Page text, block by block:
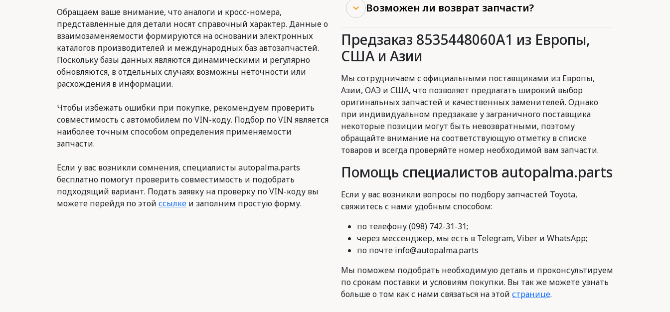
Обращаем ваше внимание, что аналоги и кросс-номера,
представленные для детали носят справочный характер. Данные о
взаимозаменяемости формируются на основании электронных
каталогов производителей и международных баз автозапчастей.
Поскольку базы данных являются динамическими и регулярно
обновляются, в отдельных случаях возможны неточности или
расхождения в информации.
Чтобы избежать ошибки при покупке, рекомендуем проверить
совместимость с автомобилем по VIN-коду. Подбор по VIN является
наиболее точным способом определения применяемости
запчасти.
Если у вас возникли сомнения, специалисты autopalma.parts
бесплатно помогут проверить совместимость и подобрать
подходящий вариант. Подать заявку на проверку по VIN-коду вы
можете перейдя по этой ссылке и заполним простую форму.
Возможен ли возврат запчасти?
Предзаказ 8535448060A1 из Европы,
США и Азии
Мы сотрудничаем с официальными поставщиками из Европы,
Азии, ОАЭ и США, что позволяет предлагать широкий выбор
оригинальных запчастей и качественных заменителей. Однако
при индивидуальном предзаказе у заграничного поставщика
некоторые позиции могут быть невозвратными, поэтому
обращайте внимание на соответствующую отметку в списке
товаров и всегда проверяйте номер необходимой вам запчасти.
Помощь специалистов autopalma.parts
Если у вас возникли вопросы по подбору запчастей Toyota,
свяжитесь с нами удобным способом:
по телефону (098) 742-31-31;
через мессенджер, мы есть в Telegram, Viber и WhatsApp;
по почте info@autopalma.parts
Мы поможем подобрать необходимую деталь и проконсультируем
по срокам поставки и условиям покупки. Вы так же можете узнать
больше о том как с нами связаться на этой странице.